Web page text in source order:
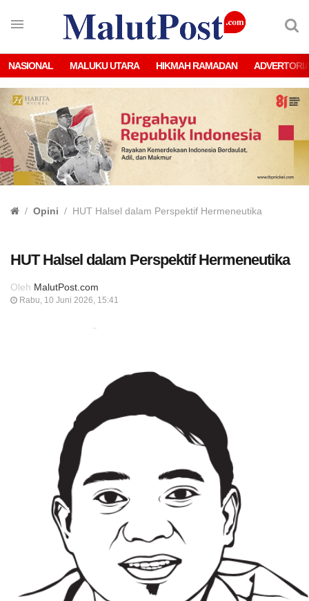
NASIONAL MALUKU UTARA HIKMAH RAMADAN
Opini HUT Halsel dalam Perspektif Hermeneutika
HUT Halsel dalam Perspektif Hermeneutika
Oleh MalutPost.com
Rabu, 10 Juni 2026, 15:41